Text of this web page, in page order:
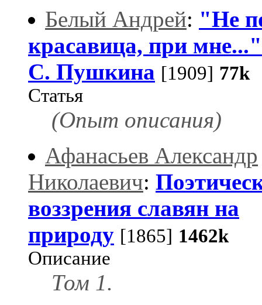
Белый Андрей: "Не
красавица, при
С. Пушкина [1909] 77k
Статья
(Опыт описания)
Афанасьев Александр
Николаевич:
воззрения славян на
природу [1865] 1462k
Описание
Том 1.